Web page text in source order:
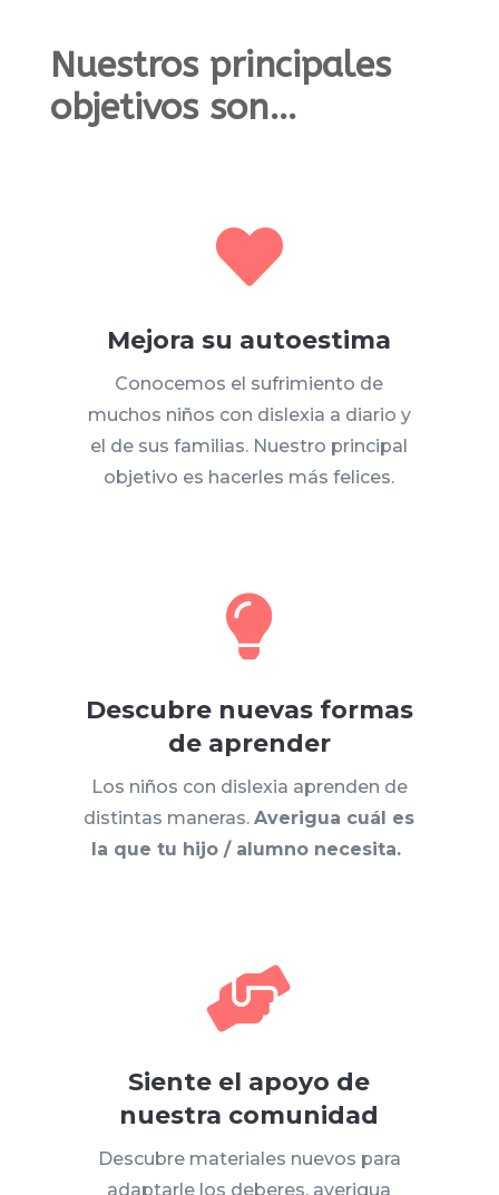
Nuestros principales
objetivos son…

Mejora su autoestima
Conocemos el sufrimiento de
muchos niños con dislexia a diario y
el de sus familias. Nuestro principal
objetivo es hacerles más felices.

Descubre nuevas formas
de aprender
Los niños con dislexia aprenden de
distintas maneras.Averigua cuál es
la que tu hijo / alumno necesita.

Siente el apoyo de
nuestra comunidad
Descubre materiales nuevos para
adaptarle los deberes, averigua